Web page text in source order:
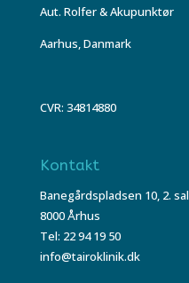
Aut. Rolfer & Akupunktør
Aarhus, Danmark
CVR: 34814880
Kontakt
Banegårdspladsen 10, 2. sal
8000 Århus
Tel: 22 94 19 50
info@tairoklinik.dk